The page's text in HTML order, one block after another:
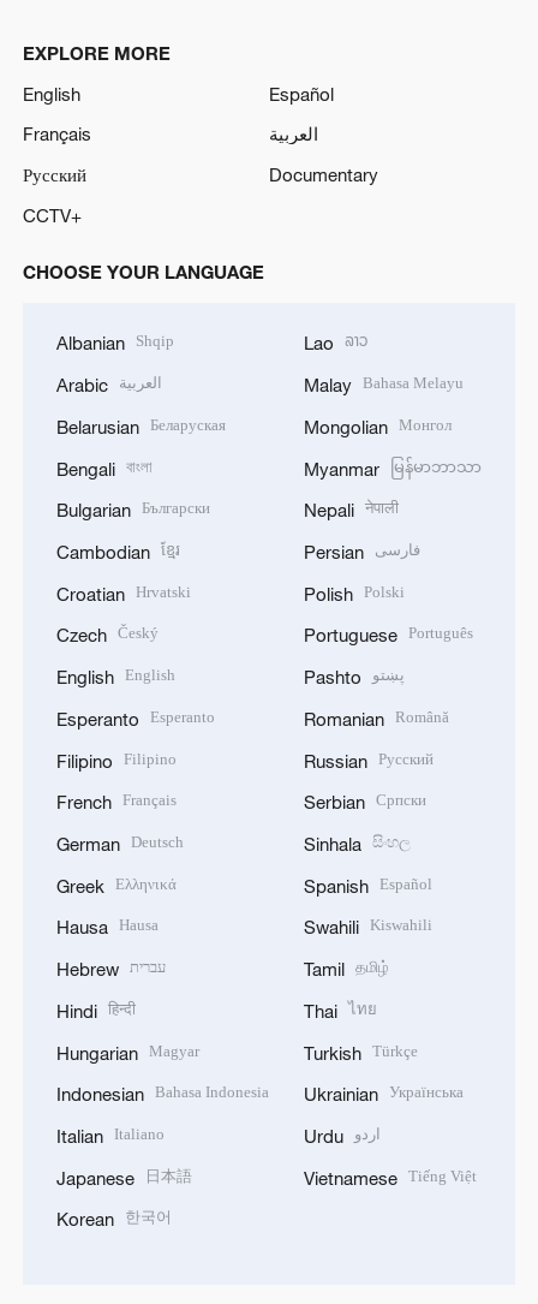
EXPLORE MORE
English
Español
Français
العربية
Русский
Documentary
CCTV+
CHOOSE YOUR LANGUAGE
Albanian Shqip
Arabic العربية
Belarusian Беларуская
Bengali বাংলা
Bulgarian Български
Cambodian ខ្មែរ
Croatian Hrvatski
Czech Český
English English
Esperanto Esperanto
Filipino Filipino
French Français
German Deutsch
Greek Ελληνικά
Hausa Hausa
Hebrew עברית
Hindi हिन्दी
Hungarian Magyar
Indonesian Bahasa Indonesia
Italian Italiano
Japanese 日本語
Korean 한국어
Lao ລາວ
Malay Bahasa Melayu
Mongolian Монгол
Myanmar မြန်မာဘာသာ
Nepali नेपाली
Persian فارسی
Polish Polski
Portuguese Português
Pashto پښتو
Romanian Română
Russian Русский
Serbian Српски
Sinhala සිංහල
Spanish Español
Swahili Kiswahili
Tamil தமிழ்
Thai ไทย
Turkish Türkçe
Ukrainian Українська
Urdu اردو
Vietnamese Tiếng Việt